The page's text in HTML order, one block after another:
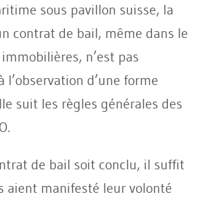
sous pavillon suisse, la
contrat de bail, même dans le
n’est pas
l’observation d’une forme
suit les règles générales des
de bail soit conclu, il suffit
aient manifesté leur volonté